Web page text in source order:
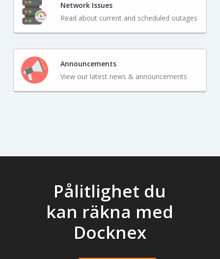
Network Issues
Read about current and scheduled outages
Announcements
View our latest news & announcements
Pålitlighet du
kan räkna med
Docknex